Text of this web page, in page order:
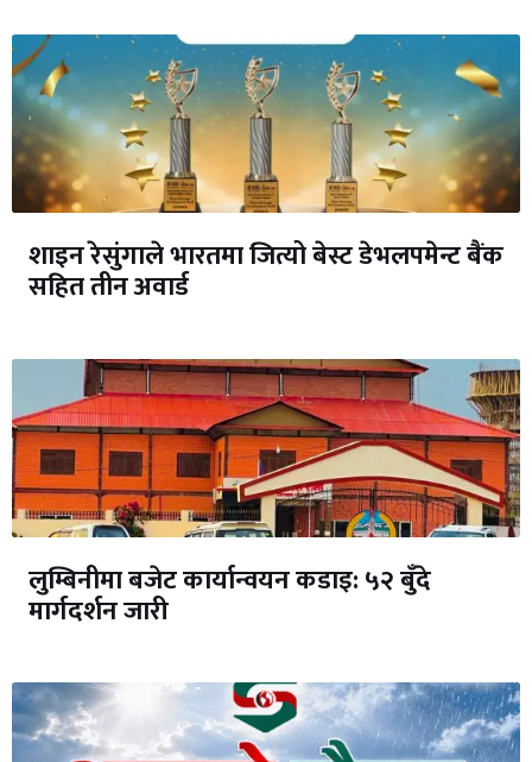
शाइन रेसुंगाले भारतमा जित्यो बेस्ट डेभलपमेन्ट बैंक
सहित तीन अवार्ड
लुम्बिनीमा बजेट कार्यान्वयन कडाइ: ५२ बुँदे
मार्गदर्शन जारी